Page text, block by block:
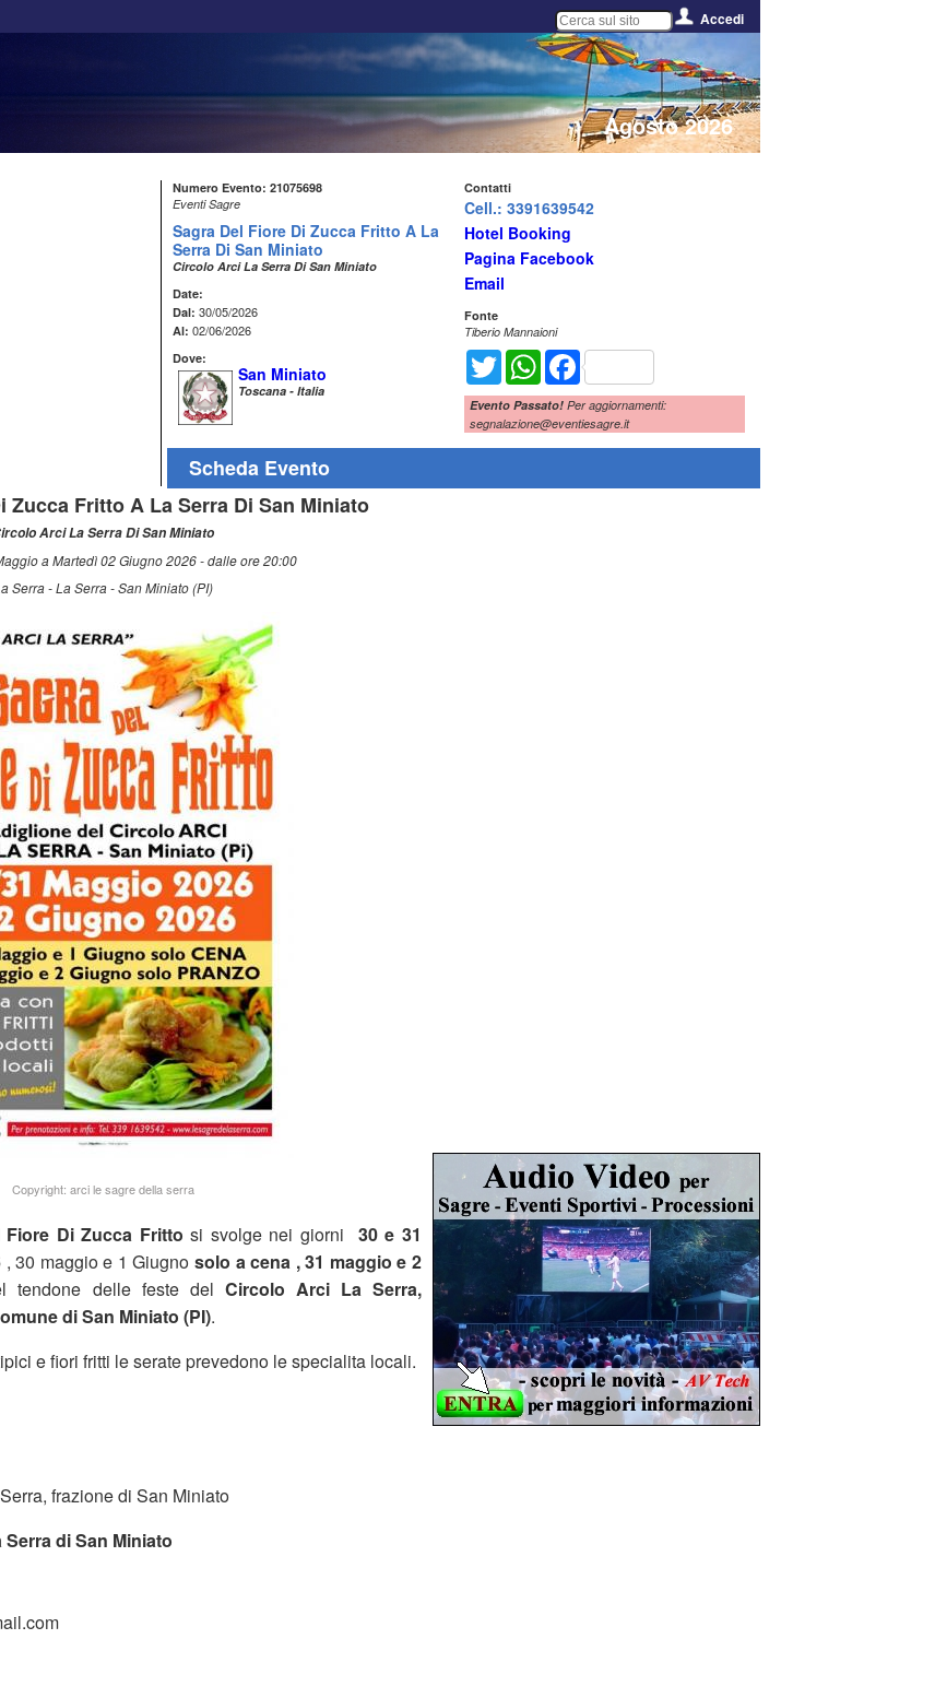
Accedi
Agosto 2026
Numero Evento: 21075698
Eventi Sagre
Sagra Del Fiore Di Zucca Fritto A La
Serra Di San Miniato
Circolo Arci La Serra Di San Miniato
Date:
Dal: 30/05/2026
Al: 02/06/2026
Dove:
San Miniato
Toscana - Italia
Contatti
Cell.: 3391639542
Hotel Booking
Pagina Facebook
Email
Fonte
Tiberio Mannaioni
Twitter WhatsAppFacebook
Evento Passato! Per aggiornamenti:
segnalazione@eventiesagre.it
Scheda Evento
Zucca Fritto A La Serra Di San Miniato
Arci La Serra Di San Miniato
a Martedì 02 Giugno 2026 - dalle ore 20:00
Serra - La Serra - San Miniato (PI)
Copyright: arci le sagre della serra
Fiore Di Zucca Fritto si svolge nei giorni
30 e 31
, 30 maggio e 1 Giugno solo a cena , 31 maggio e 2
tendone delle feste del Circolo Arci La Serra,
di San Miniato (PI).
e fiori fritti le serate prevedono le specialita locali.
frazione di San Miniato
di San Miniato